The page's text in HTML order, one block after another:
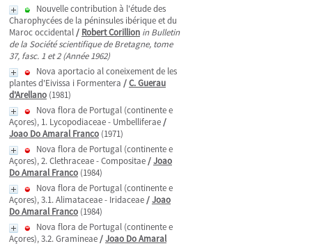
Nouvelle contribution à l'étude des
Charophycées de la péninsules ibérique et du
Maroc occidental/ Robert Corillion in Bulletin
de la Société scientifique de Bretagne, tome
37, fasc. 1 et 2 (Année 1962)
Nova aportacio al coneixement de les
plantes d'Eivissa i Formentera /C. Guerau
d'Arellano (1981)
Nova flora de Portugal (continente e
Açores), 1. Lycopodiaceae - Umbelliferae/
Joao Do Amaral Franco (1971)
Nova flora de Portugal (continente e
Açores), 2. Clethraceae - Compositae/Joao
Do Amaral Franco (1984)
Nova flora de Portugal (continente e
Açores), 3.1. Alimataceae - Iridaceae/Joao
Do Amaral Franco (1984)
Nova flora de Portugal (continente e
Açores), 3.2. Gramineae/Joao Do Amaral